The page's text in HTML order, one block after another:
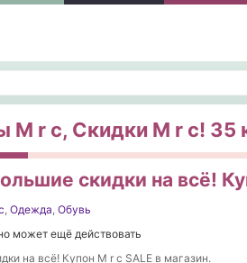
M r c, Скидки M r c! 35
скидки на всё!
, Одежда, Обувь
может ещё действовать
на всё! Купон M r c SALE в магазин.